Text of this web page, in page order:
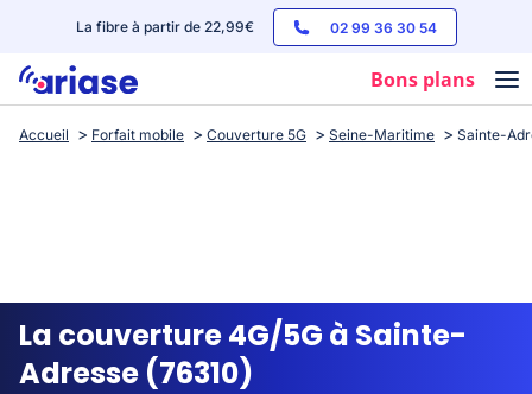
La fibre à partir de 22,99€ 02 99 36 30 54
Bons plans
Box internet
Streaming
Accueil Forfait mobile Couverture 5G Seine-Maritime Sainte-
La couverture 4G/5G à Sainte-
Adresse (76310)